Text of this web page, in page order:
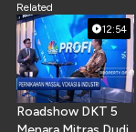
Related
12:54
Roadshow DKT 5